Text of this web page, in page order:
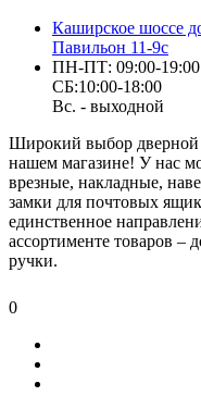
Каширское шоссе
Павильон 11-9с
ПН-ПТ: 09:00-19:00
СБ:10:00-18:00
Вс. - выходной
Широкий выбор дверной
нашем магазине! У нас
врезные, накладные,
замки для почтовых
единственное
ассортименте товаров –
ручки.
0